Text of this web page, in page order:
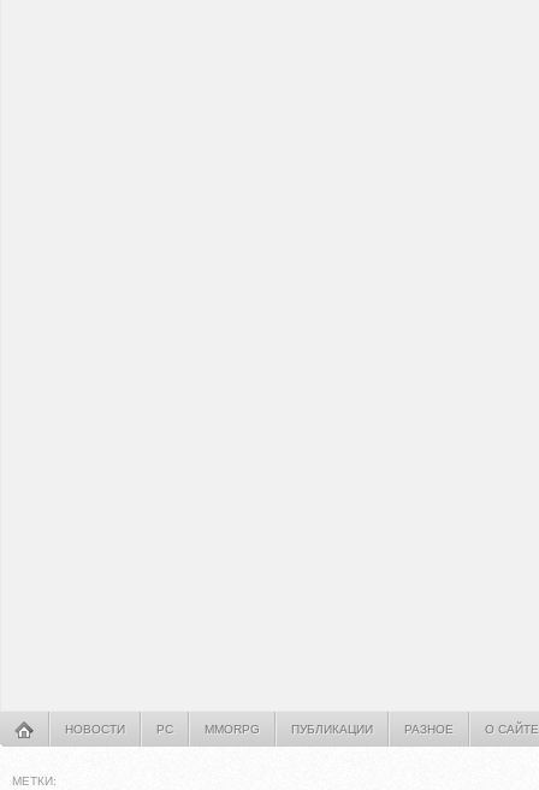
НОВОСТИ PC MMORPG ПУБЛИКАЦИИ РАЗНОЕ О САЙТЕ
МЕТКИ: